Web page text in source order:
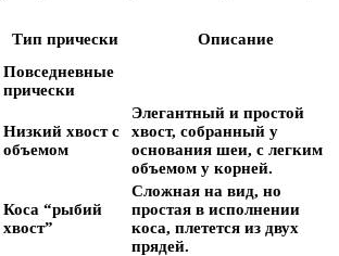
Тип прически Описание
Повседневные
прически
Низкий хвост с
объемом
Элегантный и простой
хвост, собранный у
основания шеи, с легким
объемом у корней.
Коса “рыбий
хвост”
Сложная на вид, но
простая в исполнении
коса, плетется из двух
прядей.